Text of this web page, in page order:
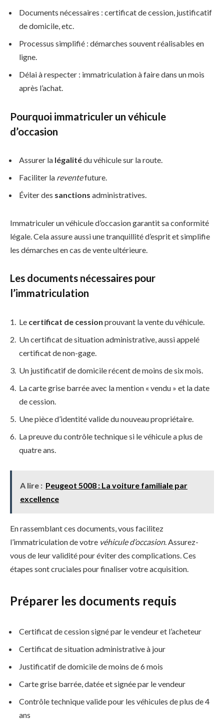
Documents nécessaires : certificat de cession, justificatif
de domicile, etc.
Processus simplifié : démarches souvent réalisables en
ligne.
Délai à respecter : immatriculation à faire dans un mois
après l’achat.
Pourquoi immatriculer un véhicule
d’occasion
Assurer la légalitédu véhicule sur la route.
Faciliter la reventefuture.
Éviter des sanctions administratives.
Immatriculer un véhicule d’occasion garantit sa conformité
légale. Cela assure aussi une tranquillité d’esprit et simplifie
les démarches en cas de vente ultérieure.
Les documents nécessaires pour
l’immatriculation
Le certificat de cession prouvant la vente du véhicule.
Un certificat de situation administrative, aussi appelé
certificat de non-gage.
Un justificatif de domicile récent de moins de six mois.
La carte grise barrée avec la mention « vendu » et la date
de cession.
Une pièce d’identité valide du nouveau propriétaire.
La preuve du contrôle technique si le véhicule a plus de
quatre ans.
A lire : Peugeot 5008 : La voiture familiale par
excellence
En rassemblant ces documents, vous facilitez
l’immatriculation de votre véhicule d’occasion. Assurez-
vous de leur validité pour éviter des complications. Ces
étapes sont cruciales pour finaliser votre acquisition.
Préparer les documents requis
Certificat de cession signé par le vendeur et l’acheteur
Certificat de situation administrative à jour
Justificatif de domicile de moins de 6 mois
Carte grise barrée, datée et signée par le vendeur
Contrôle technique valide pour les véhicules de plus de 4
ans